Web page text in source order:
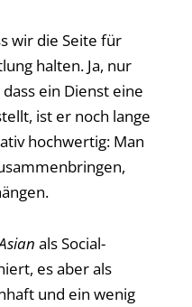
wir die Seite für
halten. Ja, nur
ein Dienst eine
ist er noch lange
hochwertig: Man
als Social-
es aber als
und ein wenig